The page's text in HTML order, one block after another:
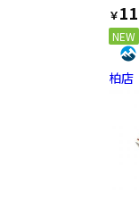
￥
NEW
柏店